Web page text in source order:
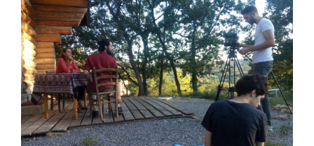
frère
ou
votre
soeur
handicapé.e? »